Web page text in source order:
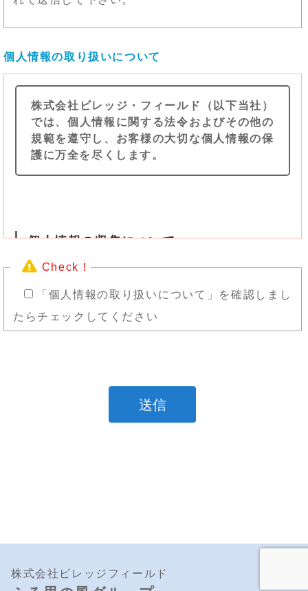
個人情報の取り扱いについて
株式会社ビレッジ・フィールド（以下当社）
では、個人情報に関する法令およびその他の
規範を遵守し、お客様の大切な個人情報の保
護に万全を尽くします。
個人情報の収集について
当社では、次のような場合に必要な範囲で個人情
個人情報の利用目的について
お客様へのサービス提供のため
Check！
「個人情報の取り扱いについて」を確認しまし
たらチェックしてください
株式会社ビレッジフィールド